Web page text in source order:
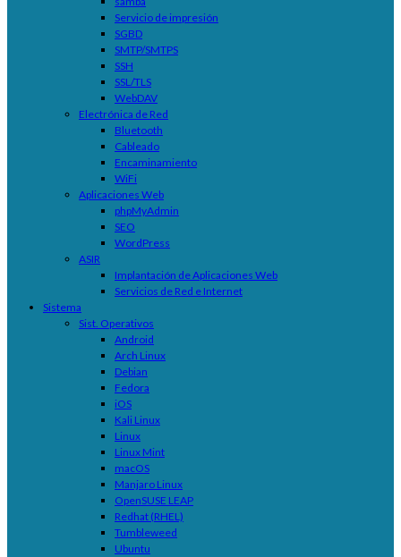
Servicio de impresión
SGBD
SMTP/SMTPS
SSH
SSL/TLS
WebDAV
Electrónica de Red
Bluetooth
Cableado
Encaminamiento
WiFi
Aplicaciones Web
phpMyAdmin
SEO
WordPress
ASIR
Implantación de Aplicaciones Web
Servicios de Red e Internet
Sistema
Sist. Operativos
Android
Arch Linux
Debian
Fedora
iOS
Kali Linux
Linux
Linux Mint
macOS
Manjaro Linux
OpenSUSE LEAP
Redhat (RHEL)
Tumbleweed
Ubuntu